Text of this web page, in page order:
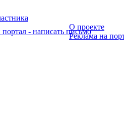
О проекте
Реклама на